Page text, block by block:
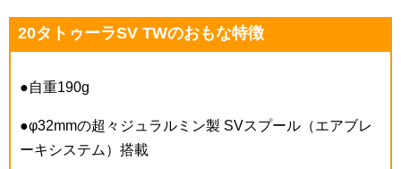
20タトゥーラSV TWのおもな特徴
●自重190g
●φ32mmの超々ジュラルミン製 SVスプール（エアブレ
ーキシステム）搭載